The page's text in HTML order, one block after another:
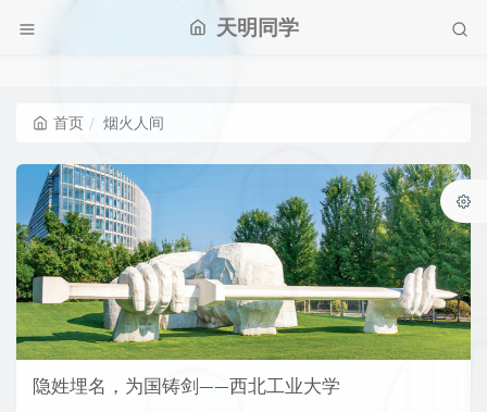
天明同学
首页 烟火人间
隐姓埋名，为国铸剑——西北工业大学